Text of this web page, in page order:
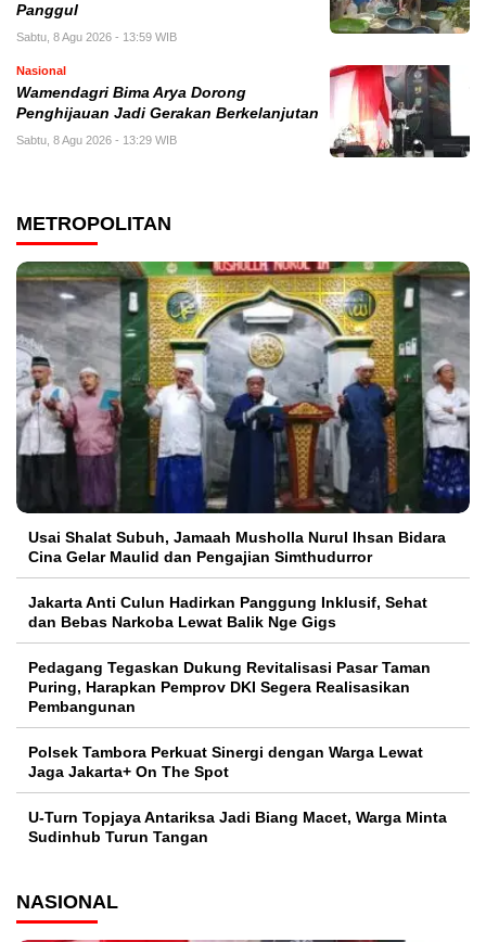
Panggul
Sabtu, 8 Agu 2026 - 13:59 WIB
Nasional
Wamendagri Bima Arya Dorong
Penghijauan Jadi Gerakan Berkelanjutan
Sabtu, 8 Agu 2026 - 13:29 WIB
METROPOLITAN
Usai Shalat Subuh, Jamaah Musholla Nurul Ihsan Bidara
Cina Gelar Maulid dan Pengajian Simthudurror
Jakarta Anti Culun Hadirkan Panggung Inklusif, Sehat
dan Bebas Narkoba Lewat Balik Nge Gigs
Pedagang Tegaskan Dukung Revitalisasi Pasar Taman
Puring, Harapkan Pemprov DKI Segera Realisasikan
Pembangunan
Polsek Tambora Perkuat Sinergi dengan Warga Lewat
Jaga Jakarta+ On The Spot
U-Turn Topjaya Antariksa Jadi Biang Macet, Warga Minta
Sudinhub Turun Tangan
NASIONAL